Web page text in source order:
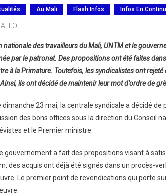
Au Mali Flash Infos Infos En
des travailleurs du Mali, UNTM et le
par le patronat. Des propositions ont été faites
à la Primature. Toutefois, les syndicalistes ont
ils ont décidé de maintenir leur mot d’ordre de
23 mai, la centrale syndicale a décidé
des bons offices sous la direction du Conseil
et le Premier ministre.
gouvernement a fait des propositions visant à
des acquis ont déjà été signés dans un procès-
Le premier point de revendications qui porte